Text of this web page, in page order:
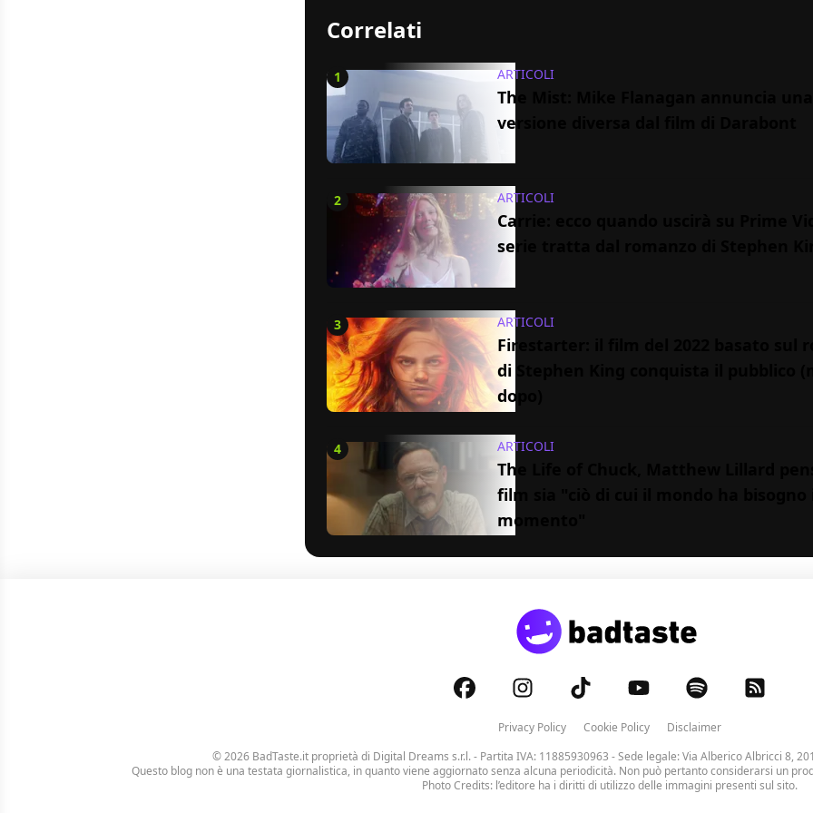
Correlati
1 ARTICOLI
The Mist: Mike Flanagan annuncia una
versione diversa dal film di Darabont
2 ARTICOLI
Carrie: ecco quando uscirà su Prime
serie tratta dal romanzo di Stephen
3 ARTICOLI
Firestarter: il film del 2022 basato sul
di Stephen King conquista il pubblico
dopo)
4 ARTICOLI
The Life of Chuck, Matthew Lillard
film sia "ciò di cui il mondo ha bisogno
momento"
Privacy Policy Cookie Policy
Disclaimer
© 2026 BadTaste.it proprietà di Digital Dreams s.r.l.- Partita IVA: 11885930963 - Sede legale: Via Alberico Albricci 8,
Questo blog non è una testata giornalistica, in quanto viene aggiornato senza alcuna periodicità. Non può pertanto considerarsi un
Photo Credits: l’editore ha i diritti di utilizzo delle immagini presenti sul sito.